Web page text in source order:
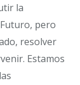
la
pero
resolver
Estamos